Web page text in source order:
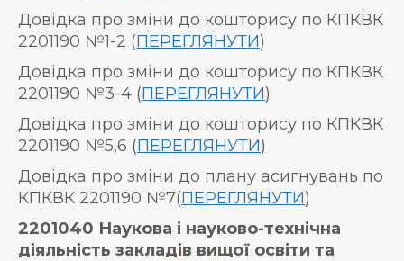
Довідка про зміни до кошторису по КПКВК
2201190 №1-2 (ПЕРЕГЛЯНУТИ)
Довідка про зміни до кошторису по КПКВК
2201190 №3-4 (ПЕРЕГЛЯНУТИ)
Довідка про зміни до кошторису по КПКВК
2201190 №5,6 (ПЕРЕГЛЯНУТИ)
Довідка про зміни до плану асигнувань по
КПКВК 2201190 №7(ПЕРЕГЛЯНУТИ)
2201040 Наукова і науково-технічна
діяльність закладів вищої освіти та